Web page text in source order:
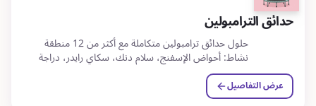
حدائق الترامبولين
حلول حدائق ترامبولين متكاملة مع أكثر من 12 منطقة
نشاط: أحواض الإسفنج، سلام دنك، سكاي رايدر، دراجة
360 درجة، جدران تسلق والمزيد.
عرض التفاصيل